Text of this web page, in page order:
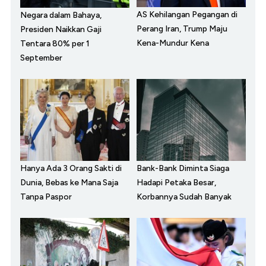
Negara dalam Bahaya,
Presiden Naikkan Gaji
Tentara 80% per 1
September
AS Kehilangan Pegangan di
Perang Iran, Trump Maju
Kena-Mundur Kena
Hanya Ada 3 Orang Sakti di
Dunia, Bebas ke Mana Saja
Tanpa Paspor
Bank-Bank Diminta Siaga
Hadapi Petaka Besar,
Korbannya Sudah Banyak